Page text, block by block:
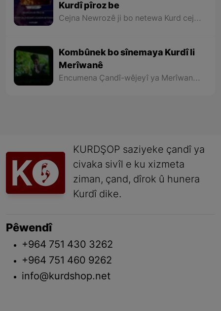
Kurdî pîroz be
Cejna Newrozê ji bo netewa Kurd cejna tekezîkirin e li ser mafên xwe yên rewa û bi bîranîna dîrokek dirêj e bo xebat û têkoşîna bo azadî û rizgariyê û agirê geş yê Newrozê ku ji aliyê netewa Kurd ve tê pêxistin, sembola hêviya paşerojeke geş bo netewe û nîştimana me ye.
Kombûnek bo sînemaya Kurdî li
Merîwanê
Encumena Çandî-wêjeyî ya Merîwanê bi hevkariya Sînema Kurdistan, kombûnek bo sînemaya Kurdî û pêşandana sê fîlmên nû yên sê derhênerên Merîwanê bi rê ve bir.
KURDŞOP saziyeke çandî ya
civaka sivîl e ku xizmeta
ziman, çand, dîrok û hunera
Kurdî dike.
Pêwendî
+964 751 430 3262
+964 751 460 9262
info@kurdshop.net